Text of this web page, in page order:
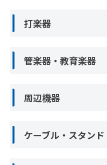
打楽器
管楽器・教育楽器
周辺機器
ケーブル・スタンド